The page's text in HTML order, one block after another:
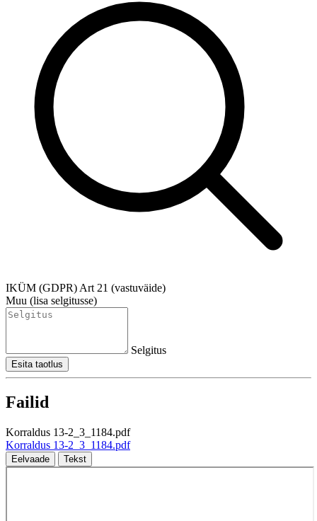
IKÜM (GDPR) Art 21 (vastuväide)
Muu (lisa selgitusse)
Selgitus
Esita taotlus
Failid
Korraldus 13-2_3_1184.pdf
Korraldus 13-2_3_1184.pdf
Eelvaade Tekst